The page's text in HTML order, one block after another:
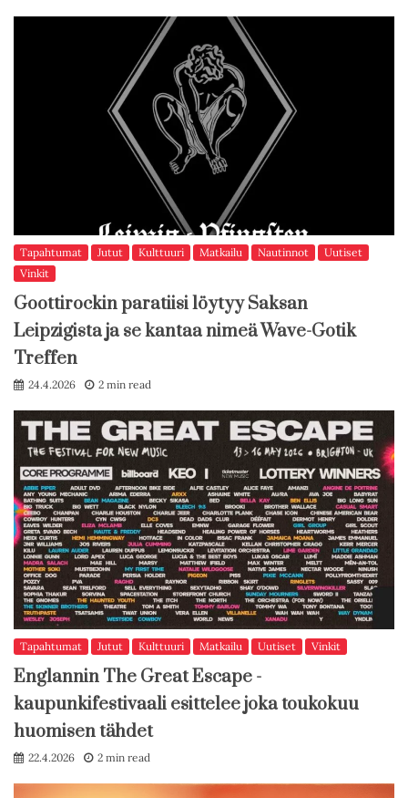
Tapahtumat Jutut Kulttuuri Matkailu Nautinnot
Uutiset
Vinkit
Goottirockin paratiisi löytyy Saksan
Leipzigista ja se kantaa nimeä Wave-Gotik
Treffen
24.4.2026 2 min read
Tapahtumat Jutut Kulttuuri Matkailu Uutiset Vinkit
Englannin The Great Escape -
kaupunkifestivaali esittelee joka toukokuu
huomisen tähdet
22.4.2026 2 min read